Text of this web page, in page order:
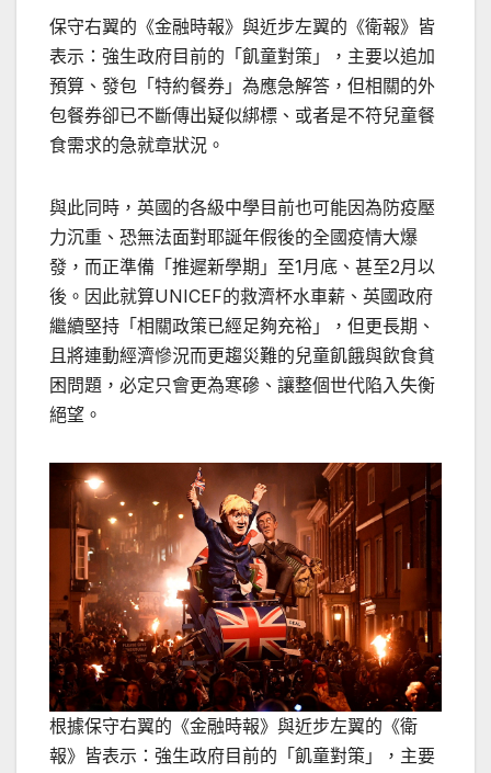
保守右翼的《金融時報》與近步左翼的《衛報》皆
表示：強生政府目前的「飢童對策」，主要以追加
預算、發包「特約餐券」為應急解答，但相關的外
包餐券卻已不斷傳出疑似綁標、或者是不符兒童餐
食需求的急就章狀況。
與此同時，英國的各級中學目前也可能因為防疫壓
力沉重、恐無法面對耶誕年假後的全國疫情大爆
發，而正準備「推遲新學期」至1月底、甚至2月以
後。因此就算UNICEF的救濟杯水車薪、英國政府
繼續堅持「相關政策已經足夠充裕」，但更長期、
且將連動經濟慘況而更趨災難的兒童飢餓與飲食貧
困問題，必定只會更為寒磣、讓整個世代陷入失衡
絕望。
根據保守右翼的《金融時報》與近步左翼的《衛
報》皆表示：強生政府目前的「飢童對策」，主要